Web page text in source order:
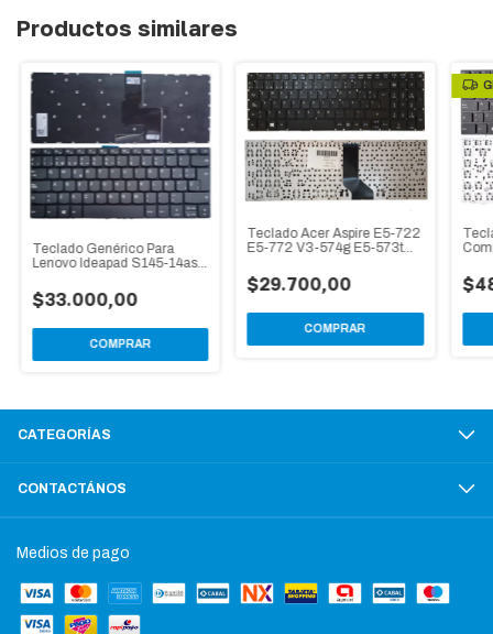
Productos similares
Teclado Genérico Para
Lenovo Ideapad S145-14ast
$33.000,00
COMPRAR
Teclado Acer Aspire E5-722
E5-772 V3-574g E5-573t
$29.700,00
COMPRAR
CATEGORÍAS
CONTACTÁNOS
Medios de pago